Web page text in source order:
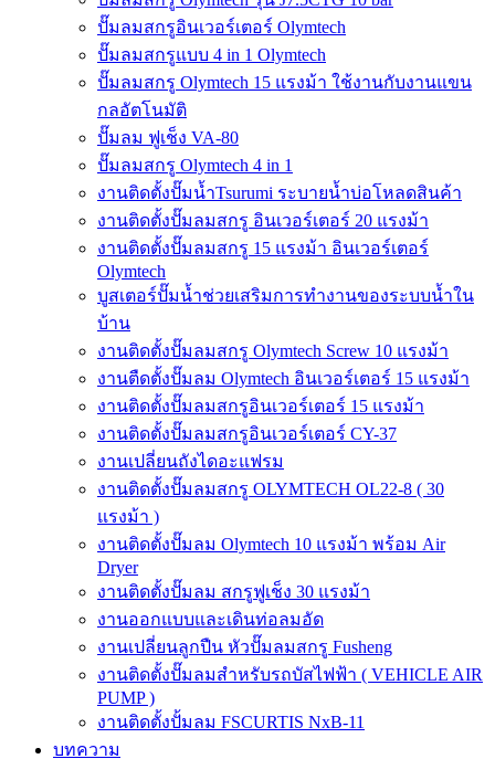
ปั๊มลมสกรูอินเวอร์เตอร์ Olymtech
ปั๊มลมสกรูแบบ 4 in 1 Olymtech
ปั๊มลมสกรู Olymtech 15 แรงม้า ใช้งานกับงานแขน
กลอัตโนมัติ
ปั๊มลม ฟูเช็ง VA-80
ปั๊มลมสกรู Olymtech 4 in 1
งานติดตั้งปั๊มน้ำTsurumi ระบายน้ำบ่อโหลดสินค้า
งานติดตั้งปั๊มลมสกรู อินเวอร์เตอร์ 20 แรงม้า
งานติดตั้งปั๊มลมสกรู 15 แรงม้า อินเวอร์เตอร์
Olymtech
บูสเตอร์ปั๊มน้ำช่วยเสริมการทำงานของระบบน้ำใน
บ้าน
งานติดตั้งปั๊มลมสกรู Olymtech Screw 10 แรงม้า
งานตืดตั้งปั๊มลม Olymtech อินเวอร์เตอร์ 15 แรงม้า
งานติดตั้งปั๊มลมสกรูอินเวอร์เตอร์ 15 แรงม้า
งานติดตั้งปั๊มลมสกรูอินเวอร์เตอร์ CY-37
งานเปลี่ยนถังไดอะแฟรม
งานติดตั้งปั๊มลมสกรู OLYMTECH OL22-8 ( 30
แรงม้า )
งานติดตั้งปั๊มลม Olymtech 10 แรงม้า พร้อม Air
Dryer
งานติดตั้งปั๊มลม สกรูฟูเช็ง 30 แรงม้า
งานออกแบบและเดินท่อลมอัด
งานเปลี่ยนลูกปืน หัวปั๊มลมสกรู Fusheng
งานติดตั้งปั๊มลมสำหรับรถบัสไฟฟ้า ( VEHICLE AIR
PUMP )
งานติดตั้งปั้มลม FSCURTIS NxB-11
บทความ